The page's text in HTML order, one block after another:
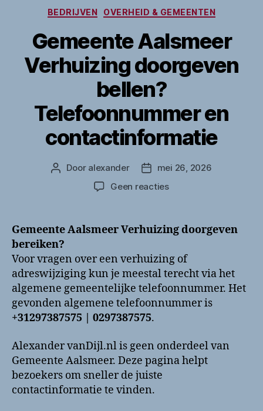
Categorieën
BEDRIJVEN OVERHEID & GEMEENTEN
Gemeente Aalsmeer
Verhuizing doorgeven
bellen?
Telefoonnummer en
contactinformatie
Berichtauteur
Door alexander Berichtdatum
mei 26, 2026
Geen reactiesop
Verhuizing
doorgeven
Telefoonnummer
en
contactinformatie
Gemeente Aalsmeer Verhuizing doorgeven
bereiken?
Voor vragen over een verhuizing of
adreswijziging kun je meestal terecht via het
algemene gemeentelijke telefoonnummer. Het
gevonden algemene telefoonnummer is
+31297387575 | 0297387575.
Alexander vanDijl.nl is geen onderdeel van
Gemeente Aalsmeer. Deze pagina helpt
bezoekers om sneller de juiste
contactinformatie te vinden.